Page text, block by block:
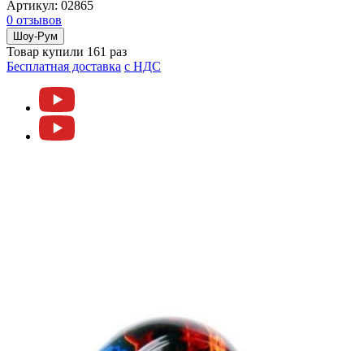
Артикул: 02865
0 отзывов
Шоу-Рум
Товар купили 161 раз
Бесплатная доставка c НДС